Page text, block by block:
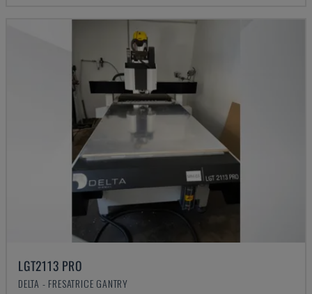
LGT2113 PRO
DELTA - FRESATRICE GANTRY